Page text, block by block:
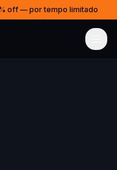
off — por tempo limitado